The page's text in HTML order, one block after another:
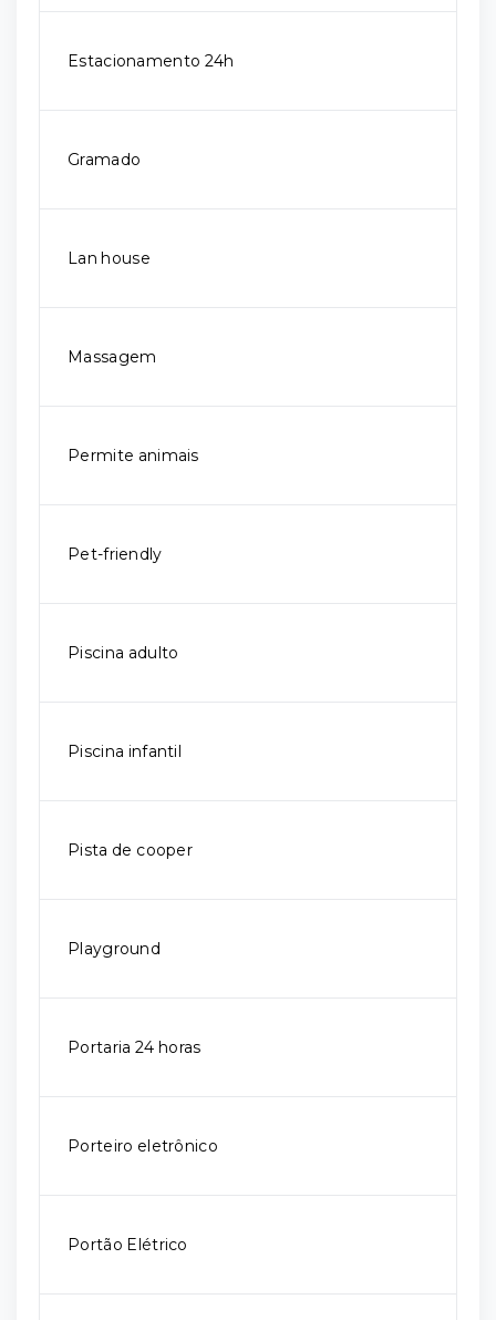
Estacionamento 24h
Gramado
Lan house
Massagem
Permite animais
Pet-friendly
Piscina adulto
Piscina infantil
Pista de cooper
Playground
Portaria 24 horas
Porteiro eletrônico
Portão Elétrico